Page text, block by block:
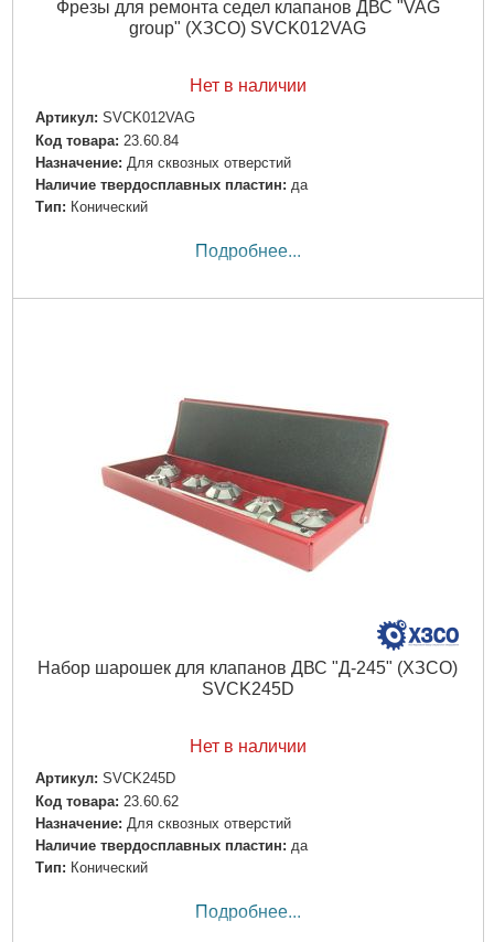
Фрезы для ремонта седел клапанов ДВС "VAG
group" (ХЗСО) SVCK012VAG
Нет в наличии
Артикул: SVCK012VAG
Код товара: 23.60.84
Назначение: Для сквозных отверстий
Наличие твердосплавных пластин: да
Тип: Конический
Подробнее...
Набор шарошек для клапанов ДВС "Д-245" (ХЗСО)
SVCK245D
Нет в наличии
Артикул: SVCK245D
Код товара: 23.60.62
Назначение: Для сквозных отверстий
Наличие твердосплавных пластин: да
Тип: Конический
Подробнее...